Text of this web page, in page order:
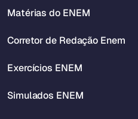
Matérias do ENEM
Corretor de Redação Enem
Exercícios ENEM
Simulados ENEM